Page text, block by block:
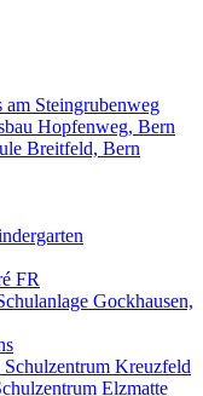
Steingrubenweg
Hopfenweg, Bern
Breitfeld, Bern
FR
Gockhausen,
Kreuzfeld
Elzmatte